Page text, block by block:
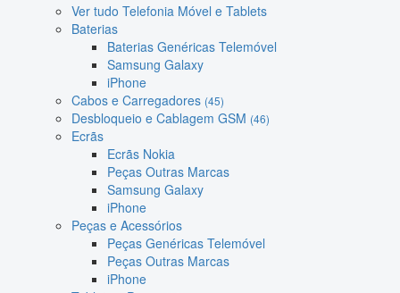
Ver tudo Telefonia Móvel e Tablets
Baterias
Baterias Genéricas Telemóvel
Samsung Galaxy
iPhone
Cabos e Carregadores (45)
Desbloqueio e Cablagem GSM (46)
Ecrãs
Ecrãs Nokia
Peças Outras Marcas
Samsung Galaxy
iPhone
Peças e Acessórios
Peças Genéricas Telemóvel
Peças Outras Marcas
iPhone